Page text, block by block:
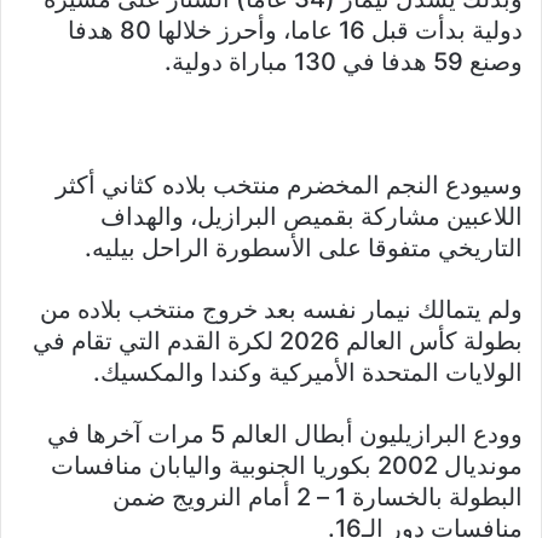
دولية بدأت قبل 16 عاما، وأحرز خلالها 80 هدفا
وصنع 59 هدفا في 130 مباراة دولية.
وسيودع النجم المخضرم منتخب بلاده كثاني أكثر
اللاعبين مشاركة بقميص البرازيل، والهداف
التاريخي متفوقا على الأسطورة الراحل بيليه.
ولم يتمالك نيمار نفسه بعد خروج منتخب بلاده من
بطولة كأس العالم 2026 لكرة القدم التي تقام في
الولايات المتحدة الأميركية وكندا والمكسيك.
وودع البرازيليون أبطال العالم 5 مرات آخرها في
مونديال 2002 بكوريا الجنوبية واليابان منافسات
البطولة بالخسارة 1 – 2 أمام النرويج ضمن
منافسات دور الـ16.